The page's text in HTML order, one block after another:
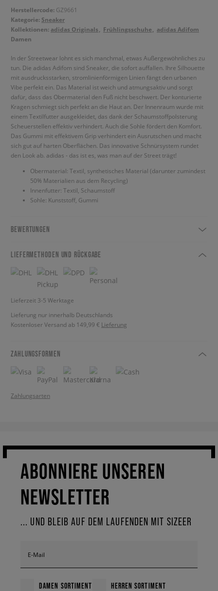
Herstellercode: GZ9661
Kategorie: Sneaker
Kollektionen: adidas Originals Frühlingsschuhe
adidas Adifom
Damen
In der Streetwear lohnt es sich manchmal, etwas Außergewöhnliches zu
tun. Die adidas Adifom sind Sneaker, die sofort auffallen. Ihre Silhouette
mit ausdrucksstarken, stromlinienförmigen Linien fängt den urbanen
Vibe perfekt ein. Das Material ist weich und atmungsaktiv und sorgt
dafür, dass das Obermaterial den Fuß nicht beschwert. Der konturierte
Kragen schmiegt sich perfekt an die Haut an. Der Innenraum wurde mit
einem Textilfutter ausgekleidet, das dank der Schaumstoffpolsterung
Scheuerstellen effektiv verhindert. Auch die Sohle fördert den Komfort.
Das Gummi mit effektivem Grip verhindert ein Ausrutschen und macht
sich gut auf harten Oberflächen. Das innovative Schnürsystem rundet
den Look ab. adidas - das ist es, was man auf der Street trägt!
Obermaterial: Textil, synthetisches Material (darunter zumindest
50% Materialien aus dem Recycling)
Innenfutter: Textil, Schaumstoff
Sohle: Kunststoff, Gummi
BEWERTUNGEN
LIEFERMETHODEN UND RÜCKGABE
Lieferzeit 3-5 Werktage
Lieferung nur innerhalb Deutschlands
Kostenloser Versand ab 149,99 € Lieferung
ZAHLUNGSFORMEN
Zahlungsarten
ABONNIERE UNSEREN
NEWSLETTER
... UND BLEIB AUF DEM LAUFENDEN MIT SIZEER
E-Mail
DAMEN SORTIMENT HERREN SORTIMENT